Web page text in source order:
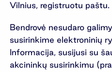
Vilnius, registruotu paštu.
Bendrovė nesudaro
susirinkime elektroninių
Informacija, susijusi su
akcininkų susirinkimu